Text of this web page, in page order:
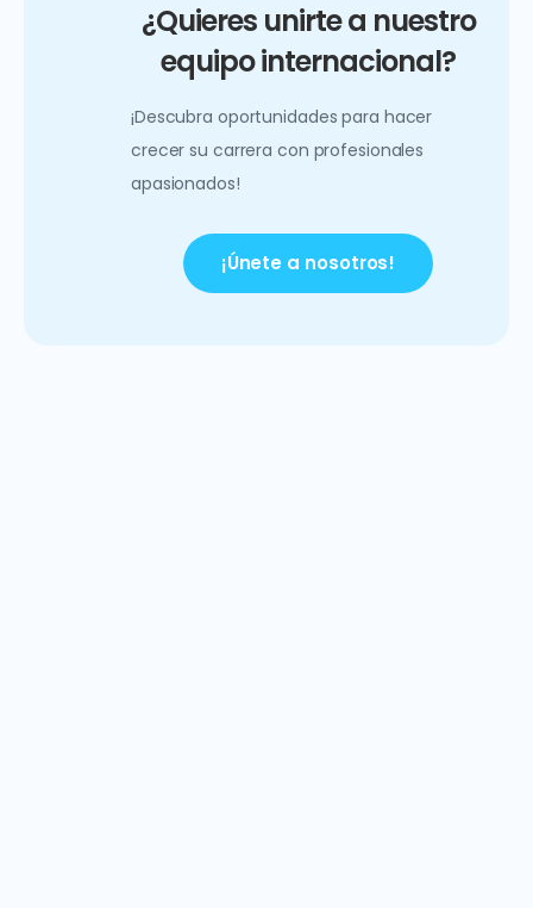
¿Quieres unirte a nuestro
equipo internacional?
¡Descubra oportunidades para hacer
crecer su carrera con profesionales
apasionados!
¡Únete a nosotros!